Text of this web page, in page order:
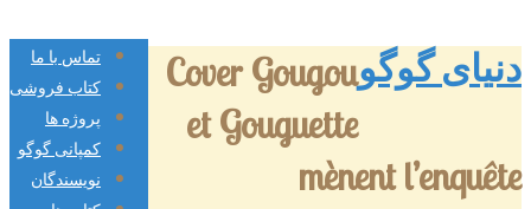
دنیای گوگو
تماس با ما
کتاب فروشی
پروژه ها
کمپانی گوگو
نویسندگان
Cover Gougou
et Gouguette
mènent l’enquête